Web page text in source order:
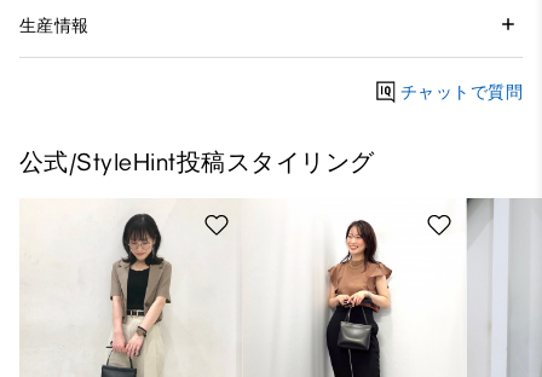
生産情報
チャットで質問
公式/StyleHint投稿スタイリング